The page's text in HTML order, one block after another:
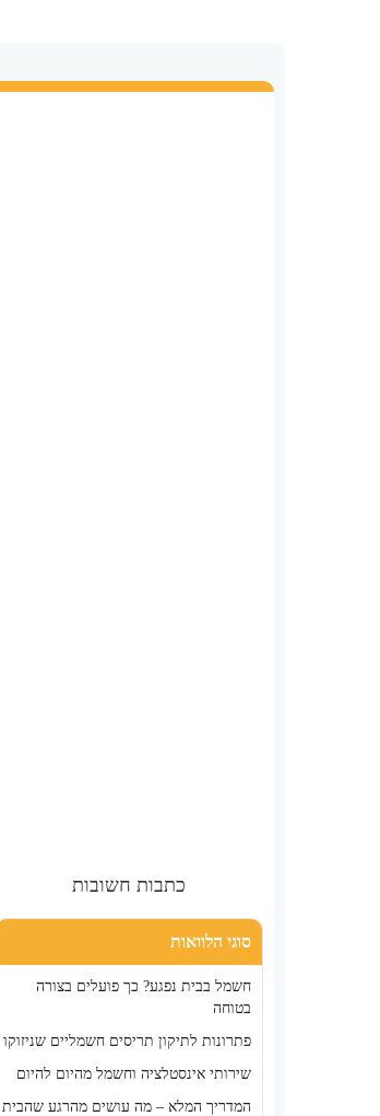
כתבות חשובות
סוגי הלוואות
חשמל בבית נפגע? כך פועלים בצורה
בטוחה
פתרונות לתיקון תריסים חשמליים שניזוקו
שירותי אינסטלציה וחשמל מהיום להיום
המדריך המלא – מה עושים מהרגע שהבית